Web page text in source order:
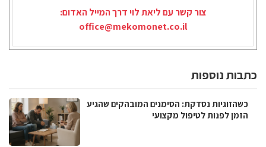
צור קשר עם ליאת לוי דרך המייל האדום:
office@mekomonet.co.il
כתבות נוספות
כשהזוגיות נסדקת: הסימנים המובהקים שהגיע
הזמן לפנות לטיפול מקצועי